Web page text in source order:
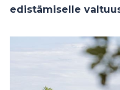
edistämiselle